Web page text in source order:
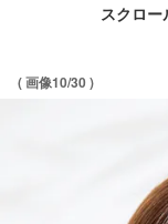
スクロ
( 画像10/30 )